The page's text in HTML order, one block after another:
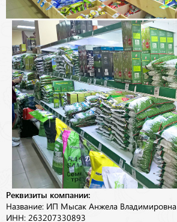
Реквизиты компании:
Название: ИП Мысак Анжела Владимировна
ИНН: 263207330893